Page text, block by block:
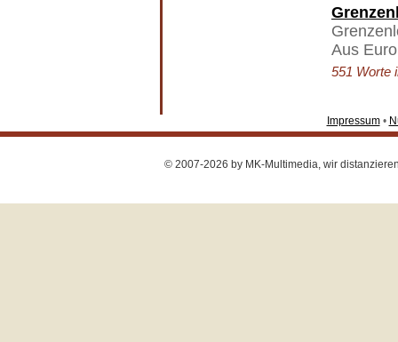
Aus
551 Worte
Impressum•
© 2007-2026 by MK-Multimedia, wir